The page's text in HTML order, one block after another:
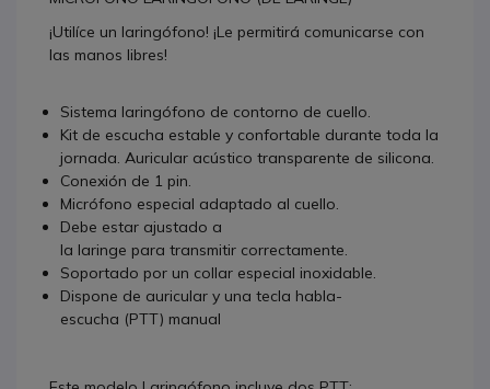
¡Utilíce un laringófono! ¡Le permitirá comunicarse con
las manos libres!
Sistema laringófono de contorno de cuello.
Kit de escucha estable y confortable durante toda la
jornada. Auricular acústico transparente de silicona.
Conexión de 1 pin.
Micrófono especial adaptado al cuello.
Debe estar ajustado a
la laringe para transmitir correctamente.
Soportado por un collar especial inoxidable.
Dispone de auricular y una tecla habla-
escucha (PTT) manual